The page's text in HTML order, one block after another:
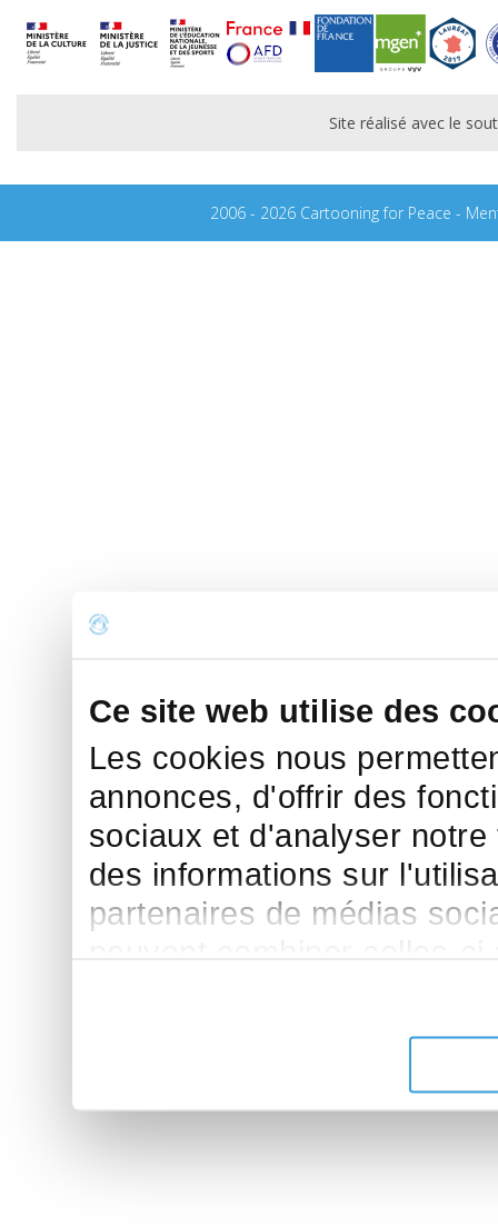
Ce site web utilise des
Les cookies nous
annonces, d'offrir des
sociaux et d'analyser
des informations sur
partenaires de médias
Site réalisé avec le
2006 - 2026 Cartooning for Peace -